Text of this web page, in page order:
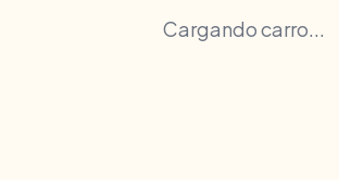
Cargando carro...